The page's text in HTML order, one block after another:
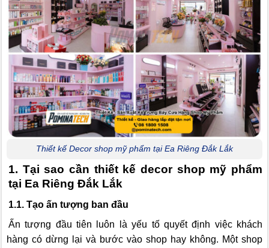
Thiết kế Decor shop mỹ phẩm tại Ea Riêng Đắk Lắk
1. Tại sao cần thiết kế decor shop mỹ phẩm
tại Ea Riêng Đắk Lắk
1.1. Tạo ấn tượng ban đầu
Ấn tượng đầu tiên luôn là yếu tố quyết định việc khách
hàng có dừng lại và bước vào shop hay không. Một shop